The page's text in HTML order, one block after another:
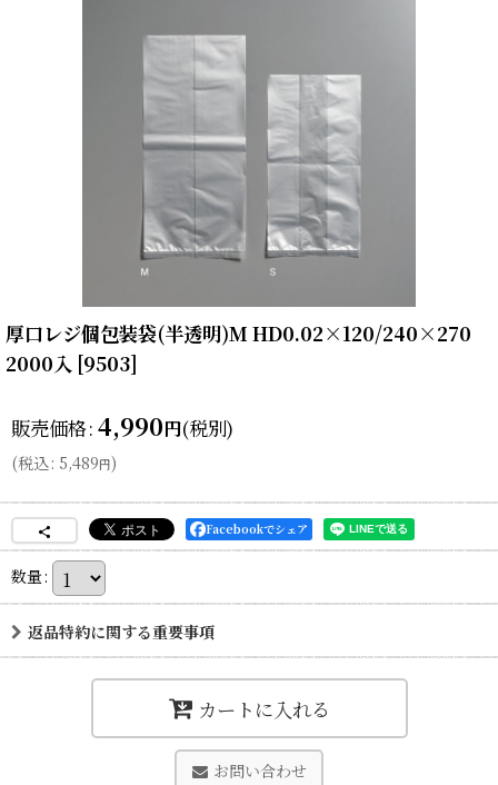
厚口レジ個包装袋(半透明)M HD0.02×120/240×270
2000入 [9503]
販売価格: 4,990円(税別)
(税込: 5,489円)
Facebookでシェア
数量:
返品特約に関する重要事項
カートに入れる
お問い合わせ